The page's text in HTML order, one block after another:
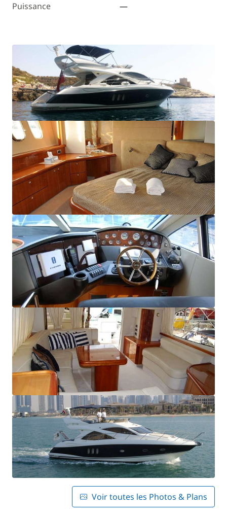
Puissance —
Voir toutes les Photos & Plans